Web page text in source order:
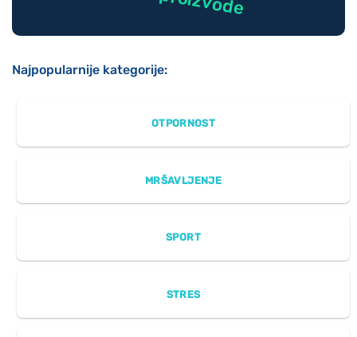
Najpopularnije kategorije:
OTPORNOST
MRŠAVLJENJE
SPORT
STRES